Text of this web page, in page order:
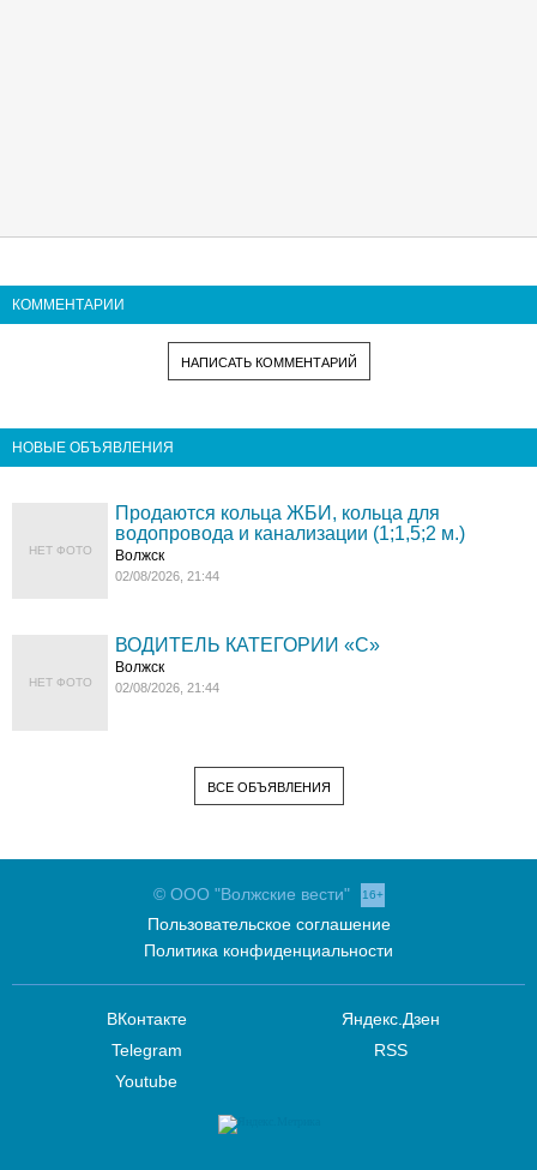
КОММЕНТАРИИ
НАПИСАТЬ КОММЕНТАРИЙ
НОВЫЕ ОБЪЯВЛЕНИЯ
НЕТ ФОТО
Продаются кольца ЖБИ, кольца для
водопровода и канализации (1;1,5;2 м.)
Волжск
02/08/2026, 21:44
НЕТ ФОТО
ВОДИТЕЛЬ КАТЕГОРИИ «C»
Волжск
02/08/2026, 21:44
ВСЕ ОБЪЯВЛЕНИЯ
© ООО "Волжские вести" 16+
Пользовательское соглашение
Политика конфиденциальности
ВКонтакте
Telegram
Youtube
Яндекс.Дзен
RSS